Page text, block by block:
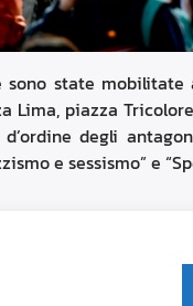
state
piazza
degli
e sessismo” e